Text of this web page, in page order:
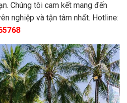
Chúng tôi cam kết mang đến
nghiệp và tận tâm nhất. Hotline: